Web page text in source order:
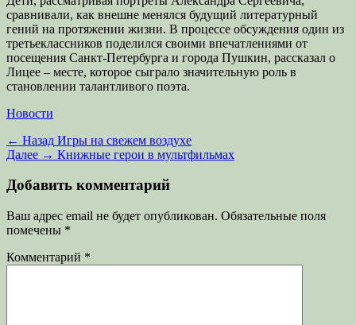
сравнивали, как внешне менялся будущий литературный
гений на протяжении жизни. В процессе обсуждения один из
третьеклассников поделился своими впечатлениями от
посещения Санкт-Петербурга и города Пушкин, рассказал о
Лицее – месте, которое сыграло значительную роль в
становлении талантливого поэта.
Категории
Новости
Навигация
по
записям
← Назад Предыдущая
запись:
Игры на свежем воздухе
Далее → Следующая
Книжные герои в мультфильмах
Добавить комментарий
Ваш адрес email не будет опубликован. Обязательные поля
помечены *
Комментарий *